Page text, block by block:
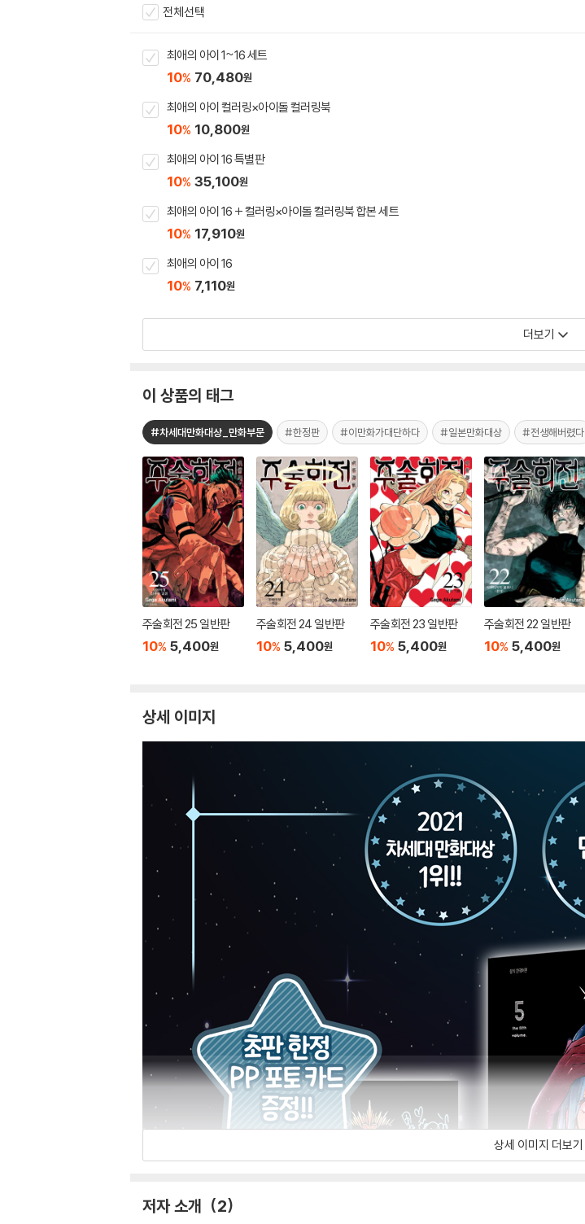
전체선택
최애의 아이 1~16 세트
10% 70,480원
최애의 아이 컬러링×아이돌 컬러링북
10% 10,800원
최애의 아이 16 특별판
10% 35,100원
최애의 아이 16 + 컬러링×아이돌 컬러링북 합본 세트
10% 17,910원
최애의 아이 16
10% 7,110원
더보기
이 상품의 태그
#차세대만화대상_만화부문 #한정판 #이만화가대단하다 #일본만화대상 #전생해버렸다
주술회전 25 일반판
10% 5,400원
주술회전 24 일반판
10% 5,400원
주술회전 23 일반판
10% 5,400원
주술회전 22 일반판
10% 5,400원
상세 이미지
상세 이미지 더보기
저자 소개 2